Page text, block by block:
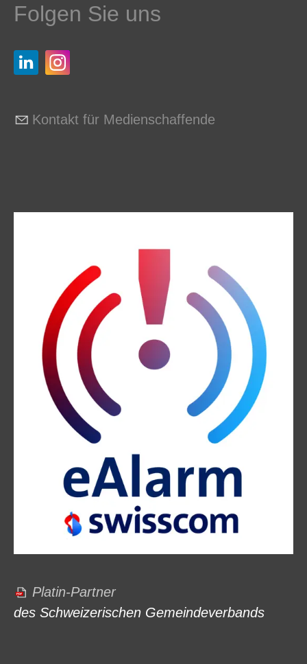
Folgen Sie uns
Kontakt für Medienschaffende
Platin-Partner
des Schweizerischen Gemeindeverbands